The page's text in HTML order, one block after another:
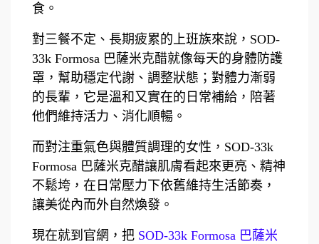
食。
對三餐不定、長期疲累的上班族來說，SOD-
33k Formosa 巴薩米克醋就像每天的身體防護
罩，幫助穩定代謝、調整狀態；對體力漸弱
的長輩，它是溫和又實在的日常補給，陪著
他們維持活力、消化順暢。
而對注重氣色與體質調理的女性，SOD-33k
Formosa 巴薩米克醋讓肌膚看起來更亮、精神
不鬆垮，在日常壓力下依舊維持生活節奏，
讓美從內而外自然煥發。
現在就到官網，把 SOD-33k Formosa 巴薩米